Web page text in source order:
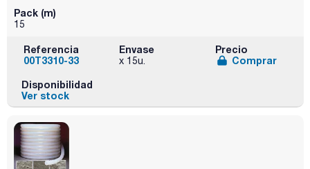
Pack (m)
15
Referencia
00T3310-33
Envase
x 15u.
Precio
Comprar
Disponibilidad
Ver stock